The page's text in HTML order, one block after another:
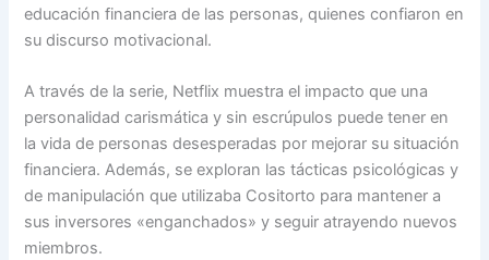
educación financiera de las personas, quienes confiaron en
su discurso motivacional.
A través de la serie, Netflix muestra el impacto que una
personalidad carismática y sin escrúpulos puede tener en
la vida de personas desesperadas por mejorar su situación
financiera. Además, se exploran las tácticas psicológicas y
de manipulación que utilizaba Cositorto para mantener a
sus inversores «enganchados» y seguir atrayendo nuevos
miembros.